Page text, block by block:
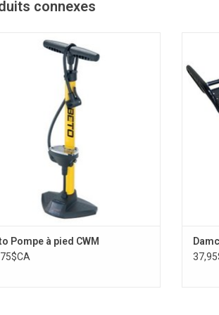
connexes
Pompe à pied BETO 160psi
AJOUTER AU PANIER
Pompe à pied CWM